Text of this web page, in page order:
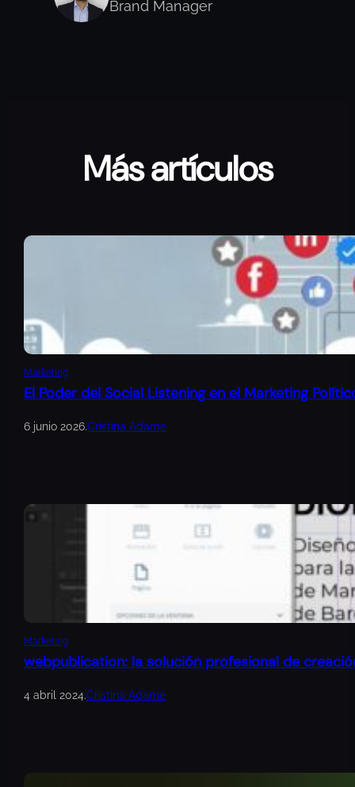
Brand Manager
Más artículos
Marketing
El Poder del Social Listening en el Marketing
6 junio 2026.Cristina Adame
Marketing
webpublication: la solución profesional de
4 abril 2024.Cristina Adame